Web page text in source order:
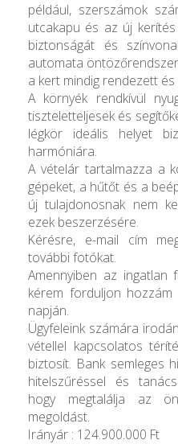
például, szerszámok
utcakapu és az új
biztonságát és
automata
a kert mindig rendezett
A környék rendkívül
tiszteletteljesek és
légkör ideális helyet
harmóniára.
A vételár tartalmazza a
gépeket, a hűtőt és a
új tulajdonosnak nem
ezek beszerzésére.
Kérésre, e-mail cím
további fotókat.
Amennyiben az ingatlan
kérem forduljon
napján.
Ügyfeleink számára
vétellel kapcsolatos
biztosít. Bank semleges
hitelszűréssel és
hogy megtalálja az
megoldást.
Irányár : 124.900.000 Ft